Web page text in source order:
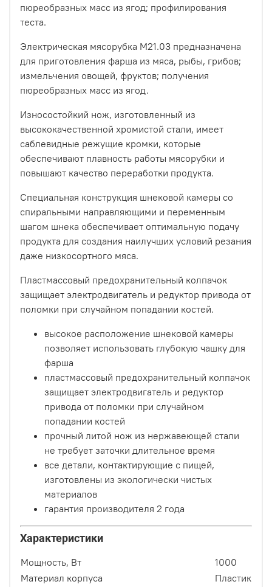
пюреобразных масс из ягод; профилирования
теста.
Электрическая мясорубка М21.03 предназначена
для приготовления фарша из мяса, рыбы, грибов;
измельчения овощей, фруктов; получения
пюреобразных масс из ягод.
Износостойкий нож, изготовленный из
высококачественной хромистой стали, имеет
саблевидные режущие кромки, которые
обеспечивают плавность работы мясорубки и
повышают качество переработки продукта.
Специальная конструкция шнековой камеры со
спиральными направляющими и переменным
шагом шнека обеспечивает оптимальную подачу
продукта для создания наилучших условий резания
даже низкосортного мяса.
Пластмассовый предохранительный колпачок
защищает электродвигатель и редуктор привода от
поломки при случайном попадании костей.
высокое расположение шнековой камеры
позволяет использовать глубокую чашку для
фарша
пластмассовый предохранительный колпачок
защищает электродвигатель и редуктор
привода от поломки при случайном
попадании костей
прочный литой нож из нержавеющей стали
не требует заточки длительное время
все детали, контактирующие с пищей,
изготовлены из экологически чистых
материалов
гарантия производителя 2 года
Характеристики
Мощность, Вт
1000
Материал корпуса
Пластик